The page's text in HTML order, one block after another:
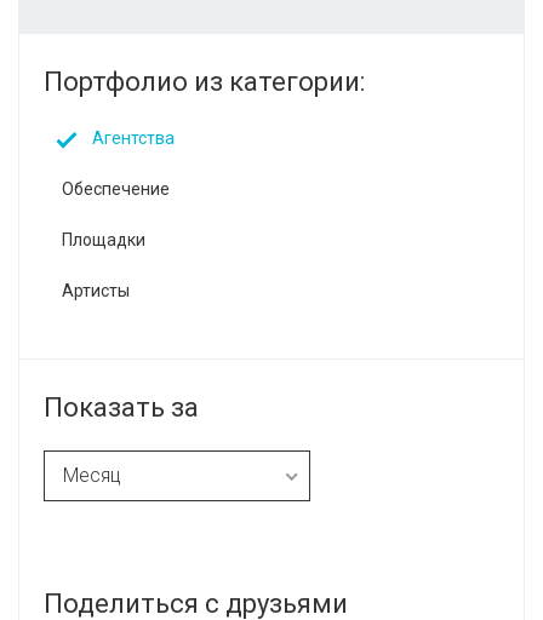
Портфолио из категории:
Агентства
Обеспечение
Площадки
Артисты
Показать за
Месяц
Полгода
Поделиться с друзьями